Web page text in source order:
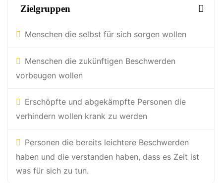
Zielgruppen
Menschen die selbst für sich sorgen wollen
Menschen die zukünftigen Beschwerden
vorbeugen wollen
Erschöpfte und abgekämpfte Personen die
verhindern wollen krank zu werden
Personen die bereits leichtere Beschwerden
haben und die verstanden haben, dass es Zeit ist
was für sich zu tun.